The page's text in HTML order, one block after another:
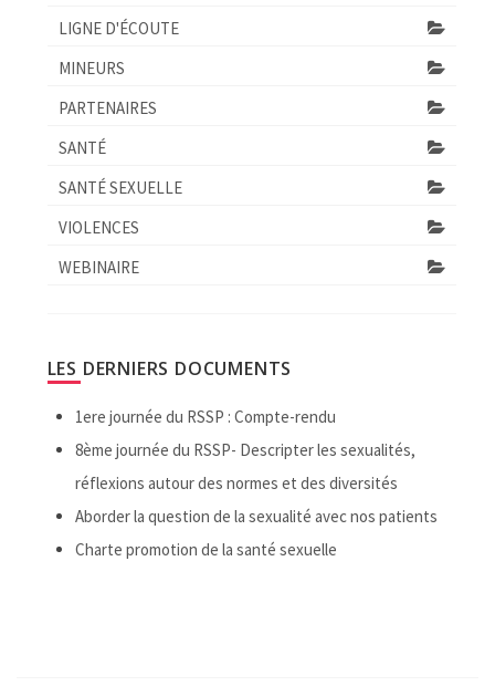
LIGNE D'ÉCOUTE
MINEURS
PARTENAIRES
SANTÉ
SANTÉ SEXUELLE
VIOLENCES
WEBINAIRE
LES DERNIERS DOCUMENTS
1ere journée du RSSP : Compte-rendu
8ème journée du RSSP- Descripter les sexualités,
réflexions autour des normes et des diversités
Aborder la question de la sexualité avec nos patients
Charte promotion de la santé sexuelle